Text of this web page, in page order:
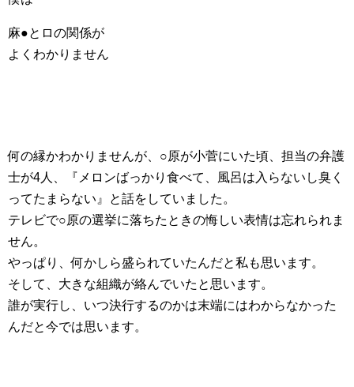
麻●とロの関係が
よくわかりません
何の縁かわかりませんが、○原が小菅にいた頃、担当の弁護
士が4人、『メロンばっかり食べて、風呂は入らないし臭く
ってたまらない』と話をしていました。
テレビで○原の選挙に落ちたときの悔しい表情は忘れられま
せん。
やっぱり、何かしら盛られていたんだと私も思います。
そして、大きな組織が絡んでいたと思います。
誰が実行し、いつ決行するのかは末端にはわからなかった
んだと今では思います。